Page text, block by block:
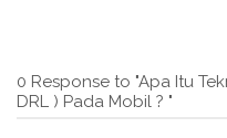
0 Response to "Apa Itu
DRL ) Pada Mobil ? "